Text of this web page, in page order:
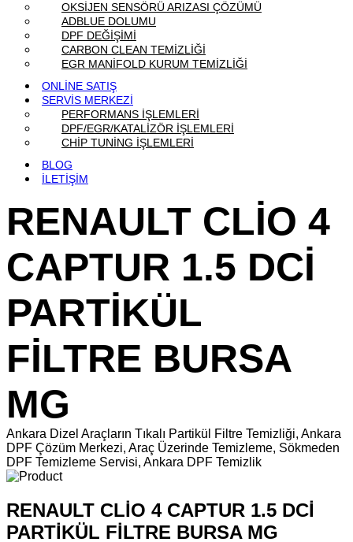
OKSİJEN SENSÖRÜ ARIZASI ÇÖZÜMÜ
ADBLUE DOLUMU
DPF DEĞİŞİMİ
CARBON CLEAN TEMİZLİĞİ
EGR MANİFOLD KURUM TEMİZLİĞİ
ONLİNE SATIŞ
SERVİS MERKEZİ
PERFORMANS İŞLEMLERİ
DPF/EGR/KATALİZÖR İŞLEMLERİ
CHİP TUNİNG İŞLEMLERİ
BLOG
İLETİŞİM
RENAULT CLİO 4
CAPTUR 1.5 DCİ
PARTİKÜL
FİLTRE BURSA
MG
Ankara Dizel Araçların Tıkalı Partikül Filtre Temizliği, Ankara
DPF Çözüm Merkezi, Araç Üzerinde Temizleme, Sökmeden
DPF Temizleme Servisi, Ankara DPF Temizlik
RENAULT CLİO 4 CAPTUR 1.5 DCİ
PARTİKÜL FİLTRE BURSA MG